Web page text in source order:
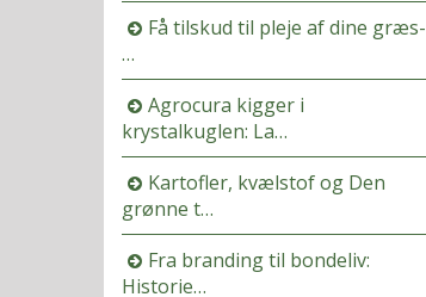
Få tilskud til pleje af dine græs-
…
Agrocura kigger i
krystalkuglen: La…
Kartofler, kvælstof og Den
grønne t…
Fra branding til bondeliv:
Historie…